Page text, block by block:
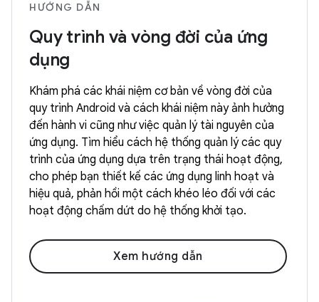
HƯỚNG DẪN
Quy trình và vòng đời của ứng
dụng
Khám phá các khái niệm cơ bản về vòng đời của
quy trình Android và cách khái niệm này ảnh hưởng
đến hành vi cũng như việc quản lý tài nguyên của
ứng dụng. Tìm hiểu cách hệ thống quản lý các quy
trình của ứng dụng dựa trên trạng thái hoạt động,
cho phép bạn thiết kế các ứng dụng linh hoạt và
hiệu quả, phản hồi một cách khéo léo đối với các
hoạt động chấm dứt do hệ thống khởi tạo.
Xem hướng dẫn